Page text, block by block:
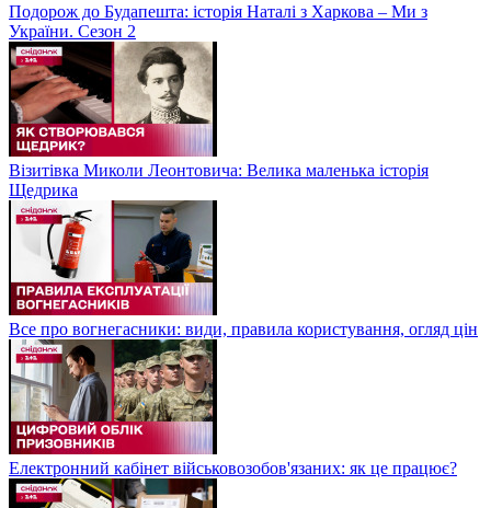
Подорож до Будапешта: історія Наталі з Харкова – Ми з
України. Сезон 2
Візитівка Миколи Леонтовича: Велика маленька історія
Щедрика
Все про вогнегасники: види, правила користування, огляд цін
Електронний кабінет військовозобов'язаних: як це працює?